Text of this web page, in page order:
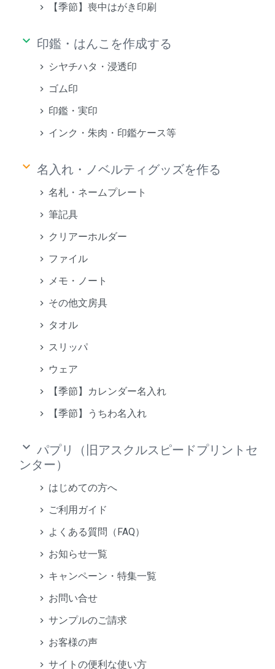
【季節】喪中はがき印刷
keyboard_arrow_down 印鑑・はんこを作成する
シヤチハタ・浸透印
ゴム印
印鑑・実印
インク・朱肉・印鑑ケース等
keyboard_arrow_down 名入れ・ノベルティグッズを作る
名札・ネームプレート
筆記具
クリアーホルダー
ファイル
メモ・ノート
その他文房具
タオル
スリッパ
ウェア
【季節】カレンダー名入れ
【季節】うちわ名入れ
keyboard_arrow_down パプリ（旧アスクルスピードプリントセ
ンター）
はじめての方へ
ご利用ガイド
よくある質問（FAQ）
お知らせ一覧
キャンペーン・特集一覧
お問い合せ
サンプルのご請求
お客様の声
サイトの便利な使い方